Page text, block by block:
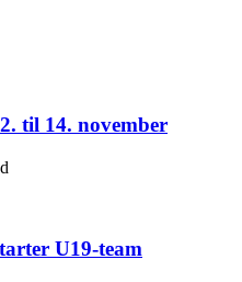
til 14. november
U19-team